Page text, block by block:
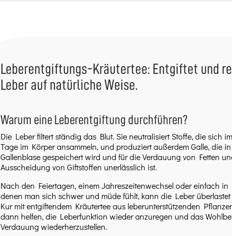
Leberentgiftungs-Kräutertee: Entgiftet und
Leber auf natürliche Weise.
Warum eine Leberentgiftung durchführen?
Die Leber filtert ständig das Blut. Sie neutralisiert Stoffe, die sich
Tage im Körper ansammeln, und produziert außerdem Galle, die
Gallenblase gespeichert wird und für die Verdauung von Fetten
Ausscheidung von Giftstoffen unerlässlich ist.
Nach den Feiertagen, einem Jahreszeitenwechsel oder einfach in
denen man sich schwer und müde fühlt, kann die Leber
Kur mit entgiftendem Kräutertee aus leberunterstützenden
dann helfen, die Leberfunktion wieder anzuregen und das
Verdauung wiederherzustellen.